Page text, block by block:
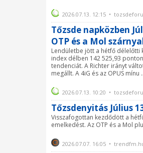
2026.07.13. 12:15 •
Tőzsde napközben
OTP és a Mol
Lendületbe jött a hétfő délelőtti
index délben 142 525,93
tendenciát. A Richter irányt
megállt. A 4iG és az OPUS mínu
2026.07.13. 10:20 •
Tőzsdenyitás Július
Visszafogottan kezdődött a
emelkedést. Az OTP és a Mol
2026.07.07. 16:05 •